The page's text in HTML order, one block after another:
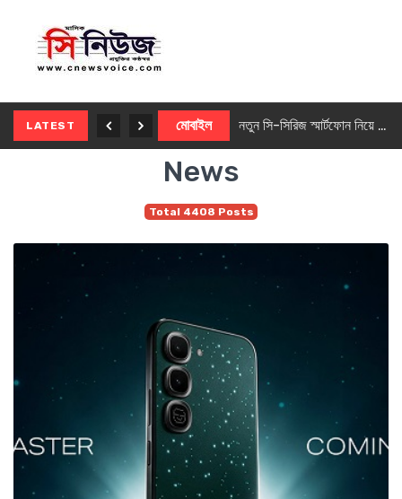
LATEST মোবাইল নতুন সি-সিরিজ স্মার্টফোন নিয়ে আসছে রিয়েলমি
News
Total 4408 Posts